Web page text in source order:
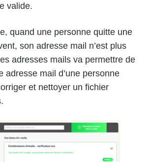
valide.
quand une personne quitte une
son adresse mail n’est plus
adresses mails va permettre de
adresse mail d’une personne
et nettoyer un fichier